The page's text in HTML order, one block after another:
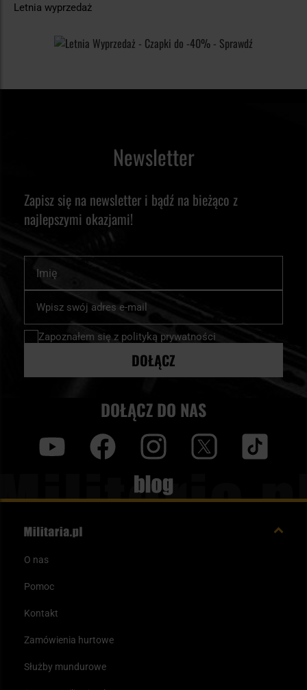
Letnia wyprzedaż
Newsletter
Zapisz się na newsletter i bądź na bieżąco z
najlepszymi okazjami!
nasz
newsletter:
Zapoznałem się z polityką prywatności
DOŁĄCZ
DOŁĄCZ DO NAS
Blog
O nas
Pomoc
Kontakt
Zamówienia hurtowe
Służby mundurowe